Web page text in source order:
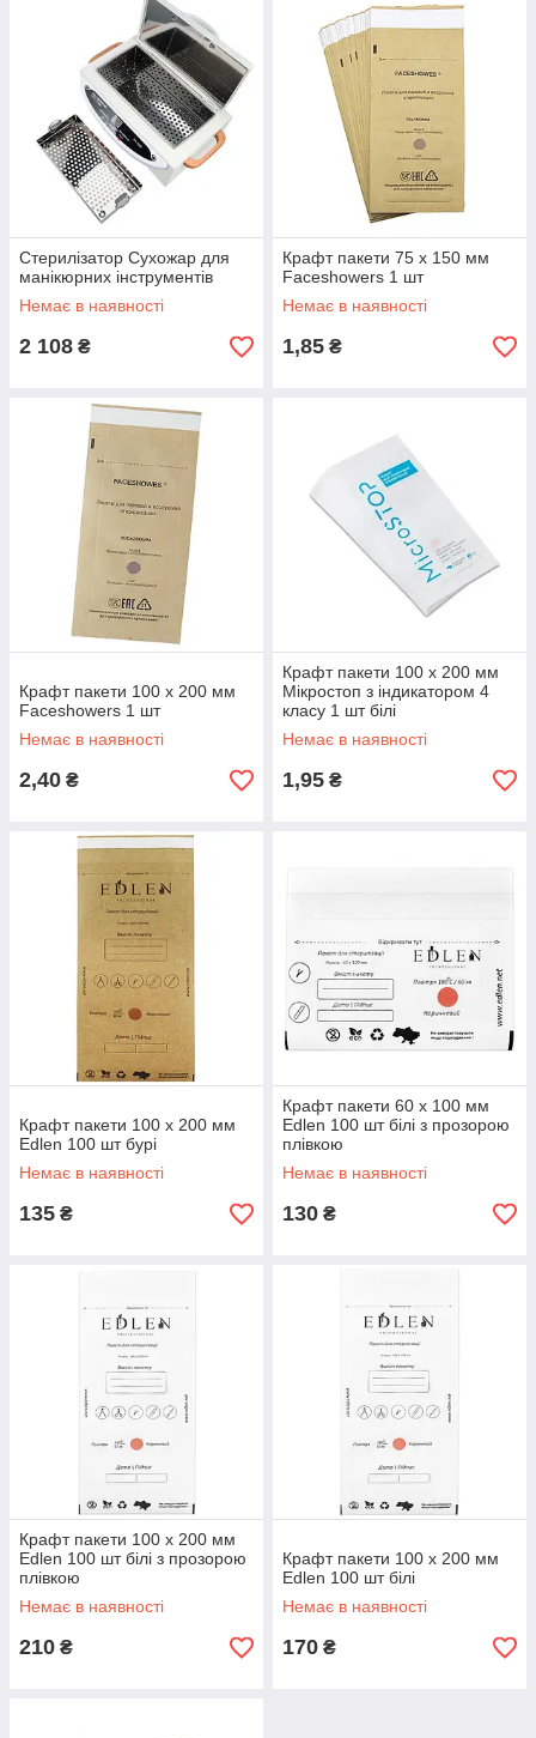
Стерилізатор Сухожар для
манікюрних інструментів
Немає в наявності
2 108 ₴
Крафт пакети 75 х 150 мм
Faceshowers 1 шт
Немає в наявності
1,85 ₴
Крафт пакети 100 х 200 мм
Faceshowers 1 шт
Немає в наявності
2,40 ₴
Крафт пакети 100 х 200 мм
Мікростоп з індикатором 4
класу 1 шт білі
Немає в наявності
1,95 ₴
Крафт пакети 100 х 200 мм
Edlen 100 шт бурі
Немає в наявності
135 ₴
Крафт пакети 60 х 100 мм
Edlen 100 шт білі з прозорою
плівкою
Немає в наявності
130 ₴
Крафт пакети 100 х 200 мм
Edlen 100 шт білі з прозорою
плівкою
Немає в наявності
210 ₴
Крафт пакети 100 х 200 мм
Edlen 100 шт білі
Немає в наявності
170 ₴